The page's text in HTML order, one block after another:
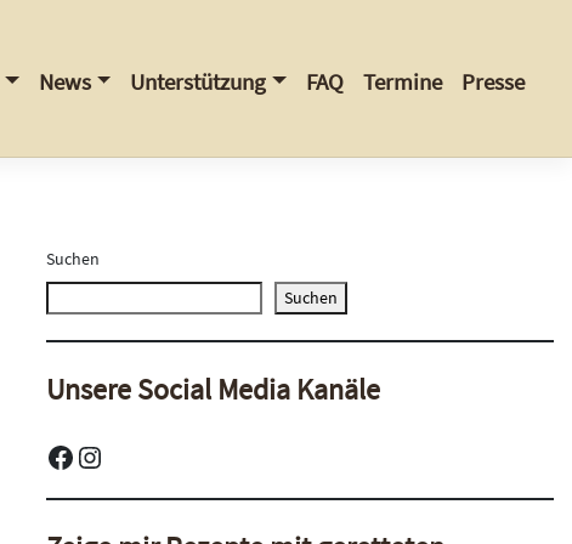
News Unterstützung FAQ Termine Presse
Suchen
Suchen
Unsere Social Media Kanäle
Facebook
Instagram